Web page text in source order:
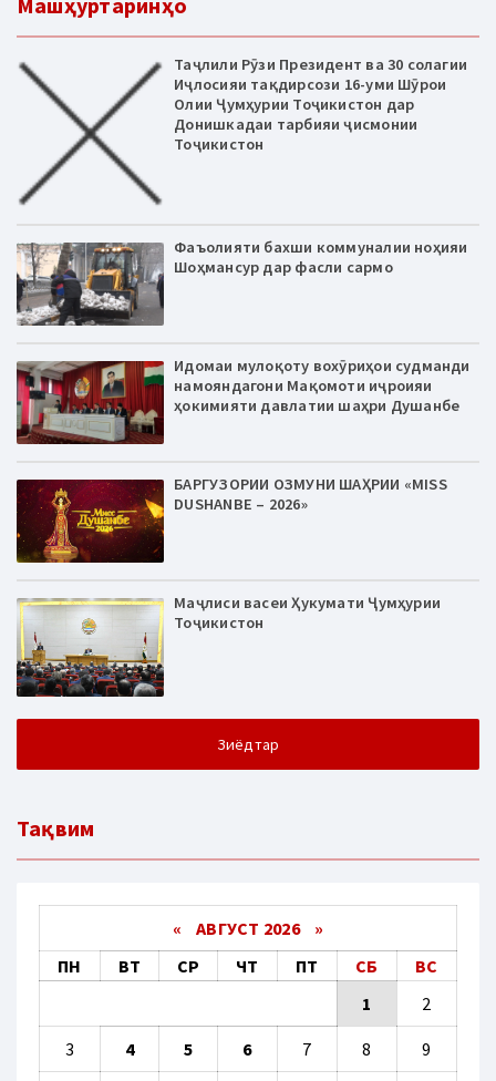
Таҷлили Рӯзи Президент ва 30 солагии
Иҷлосияи тақдирсози 16-уми Шӯрои
Олии Ҷумҳурии Тоҷикистон дар
Донишкадаи тарбияи ҷисмонии
Тоҷикистон
Фаъолияти бахши коммуналии ноҳияи
Шоҳмансур дар фасли сармо
Идомаи мулоқоту вохӯриҳои судманди
намояндагони Мақомоти иҷроияи
ҳокимияти давлатии шаҳри Душанбе
БАРГУЗОРИИ ОЗМУНИ ШАҲРИИ «MISS
DUSHANBE – 2026»
Маҷлиси васеи Ҳукумати Ҷумҳурии
Тоҷикистон
Зиёдтар
Тақвим
« АВГУСТ 2026 »
ПН
ВТ СР ЧТ ПТ СБ
ВС
1
2
3 4 5 6 7 8 9